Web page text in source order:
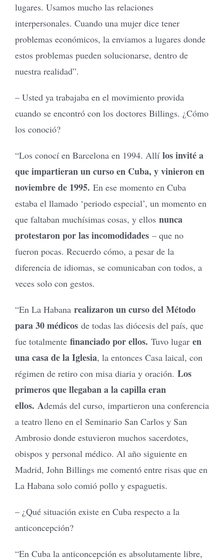
lugares. Usamos mucho las relaciones
interpersonales. Cuando una mujer dice tener
problemas económicos, la enviamos a lugares donde
estos problemas pueden solucionarse, dentro de
nuestra realidad”.
– Usted ya trabajaba en el movimiento provida
cuando se encontró con los doctores Billings. ¿Cómo
los conoció?
“Los conocí en Barcelona en 1994. Allí los invité a
que impartieran un curso en Cuba, y vinieron en
noviembre de 1995. En ese momento en Cuba
estaba el llamado ‘periodo especial’, un momento en
que faltaban muchísimas cosas, y ellos nunca
protestaron por las incomodidades – que no
fueron pocas. Recuerdo cómo, a pesar de la
diferencia de idiomas, se comunicaban con todos, a
veces solo con gestos.
“En La Habana realizaron un curso del Método
para 30 médicos de todas las diócesis del país, que
fue totalmente financiado por ellos. Tuvo lugar en
una casa de la Iglesia, la entonces Casa laical, con
régimen de retiro con misa diaria y oración. Los
primeros que llegaban a la capilla eran
ellos. Además del curso, impartieron una conferencia
a teatro lleno en el Seminario San Carlos y San
Ambrosio donde estuvieron muchos sacerdotes,
obispos y personal médico. Al año siguiente en
Madrid, John Billings me comentó entre risas que en
La Habana solo comió pollo y espaguetis.
– ¿Qué situación existe en Cuba respecto a la
anticoncepción?
“En Cuba la anticoncepción es absolutamente libre,